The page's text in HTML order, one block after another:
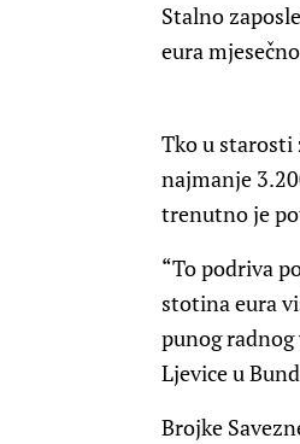
Stalno
eura
Tko u starosti
najmanje
trenutno je
“To podriva
stotina eura
punog radnog
Ljevice u
Brojke